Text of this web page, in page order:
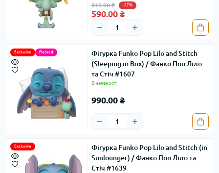
810.00 ₴ -27%
590.00 ₴
Exclusive Flocked
Фігурка Funko Pop Lilo and Stitch
(Sleeping in Box) / Фанко Поп Ліло
та Стіч #1607
В наявності
990.00 ₴
Exclusive
Фігурка Funko Pop Lilo and Stitch (in
Sunlounger) / Фанко Поп Ліло та
Стіч #1639